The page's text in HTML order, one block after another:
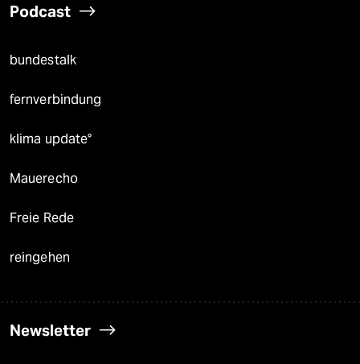
Podcast
bundestalk
fernverbindung
klima update°
Mauerecho
Freie Rede
reingehen
Newsletter